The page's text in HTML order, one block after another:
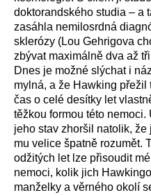
doktorandského studia – a
zasáhla nemilosrdná
sklerózy (Lou Gehrigova
zbývat maximálně dva až
Dnes je možné slýchat i
mylná, a že Hawking
čas o celé desítky let
těžkou formou této
jeho stav zhoršil natolik,
mu velice špatně rozumět.
odžitých let lze přisoudit
nemoci, kolik jich
manželky a věrného okolí